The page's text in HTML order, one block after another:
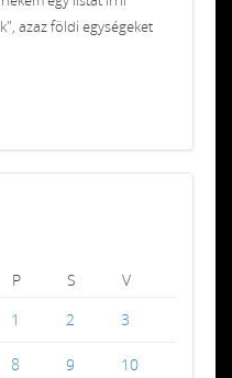
azaz földi egységeket
P S
V
1
2 3
8 9 10